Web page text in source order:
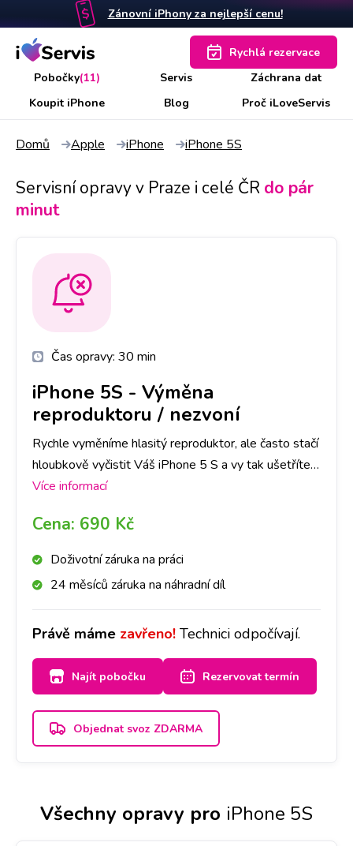
Zánovní iPhony za nejlepší cenu!
Pobočky(11) Servis
Záchrana dat
Koupit iPhone
Blog Proč iLoveServis
Rychlá rezervace
Domů Apple iPhone iPhone 5S
Servisní opravy v Praze i celé ČR do pár
minut
Čas opravy: 30 min
iPhone 5S - Výměna
reproduktoru / nezvoní
Rychle vyměníme hlasitý reproduktor, ale často stačí
hloubkově vyčistit Váš iPhone 5 S a vy tak ušetříte
čas i peníze. Doporučujeme si udělat rezervaci nebo
připraven. Reproduktor pak vyčistíme nebo
vyměníme a přístroj bude opět hlasitý.
Více informací
Cena: 690 Kč
Doživotní záruka na práci
24 měsíců záruka na náhradní díl
Právě máme zavřeno! Technici odpočívají.
Najít pobočku Rezervovat termín
Objednat svoz ZDARMA
Všechny opravy pro iPhone 5S